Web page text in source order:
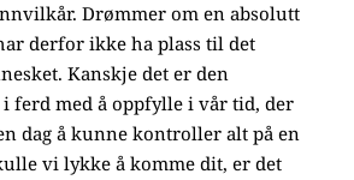
Drømmer om en absolutt
derfor ikke ha plass til det
Kanskje det er den
ferd med å oppfylle i vår tid, der
dag å kunne kontroller alt på en
vi lykke å komme dit, er det